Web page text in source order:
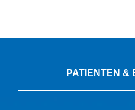
PATIENTEN &